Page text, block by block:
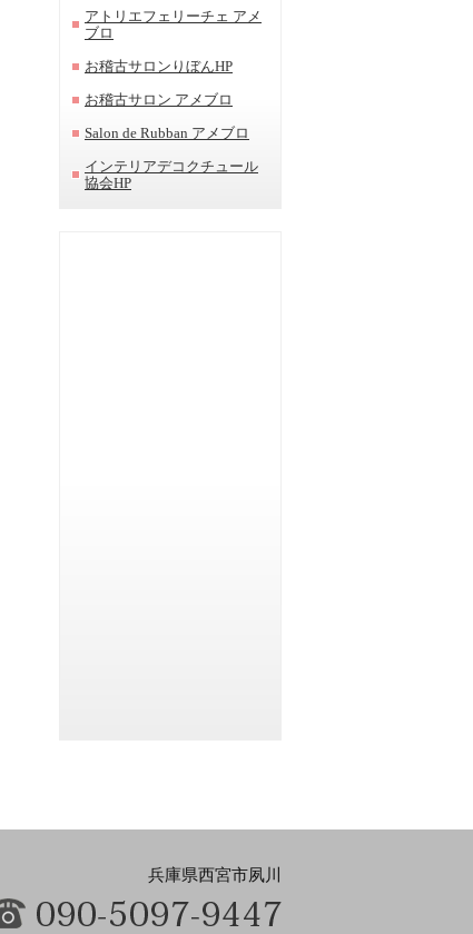
アトリエフェリーチェ アメ
ブロ
お稽古サロンりぼんHP
お稽古サロン アメブロ
Salon de Rubban アメブロ
インテリアデコクチュール
協会HP
兵庫県西宮市夙川